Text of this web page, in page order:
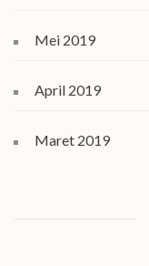
Mei 2019
April 2019
Maret 2019